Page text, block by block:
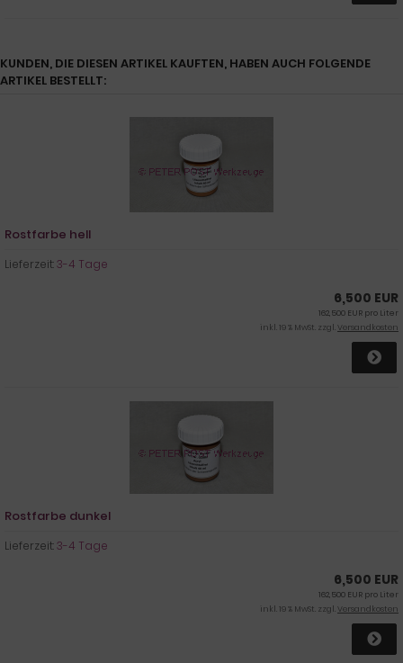
KUNDEN, DIE DIESEN ARTIKEL KAUFTEN, HABEN AUCH FOLGENDE
ARTIKEL BESTELLT:
Rostfarbe hell
Lieferzeit:3-4 Tage
6,500 EUR
162,500 EUR pro Liter
inkl. 19 % MwSt. zzgl.Versandkosten
Rostfarbe dunkel
Lieferzeit:3-4 Tage
6,500 EUR
162,500 EUR pro Liter
inkl. 19 % MwSt. zzgl.Versandkosten